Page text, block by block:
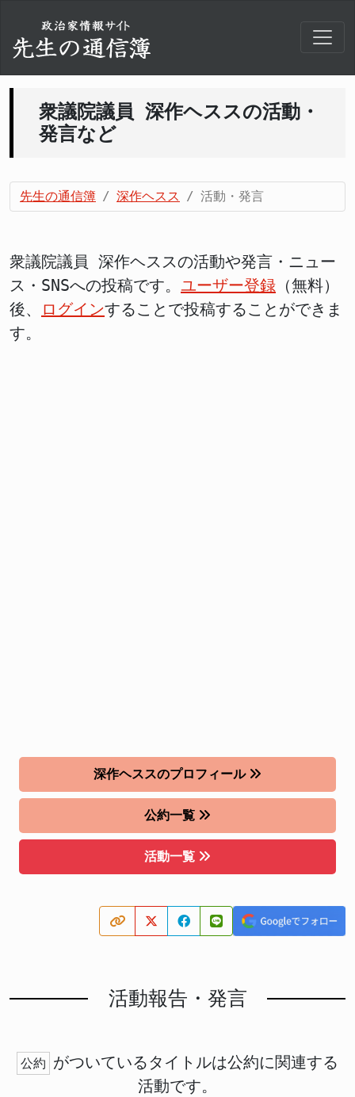
衆議院議員 深作ヘススの活動・
発言など
先生の通信簿 深作ヘスス 活動・発言
衆議院議員 深作ヘススの活動や発言・ニュー
ス・SNSへの投稿です。 ユーザー登録 （無料）
後、
ログインすることで投稿することができま
す。
深作ヘススのプロフィール
公約一覧
活動一覧
活動報告・発言
公約 がついているタイトルは公約に関連する
活動です。